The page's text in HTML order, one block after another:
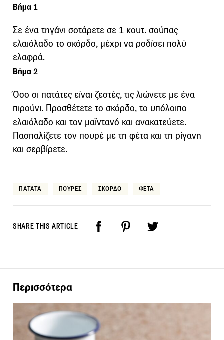
Βήμα 1
Σε ένα τηγάνι σοτάρετε σε 1 κουτ. σούπας
ελαιόλαδο το σκόρδο, μέχρι να ροδίσει πολύ
ελαφρά.
Βήμα 2
Όσο οι πατάτες είναι ζεστές, τις λιώνετε με ένα
πιρούνι. Προσθέτετε το σκόρδο, το υπόλοιπο
ελαιόλαδο και τον μαϊντανό και ανακατεύετε.
Πασπαλίζετε τον πουρέ με τη φέτα και τη ρίγανη
και σερβίρετε.
ΠΑΤΑΤΑ ΠΟΥΡΕΣ ΣΚΟΡΔΟ ΦΕΤΑ
SHARE THIS ARTICLE
Περισσότερα